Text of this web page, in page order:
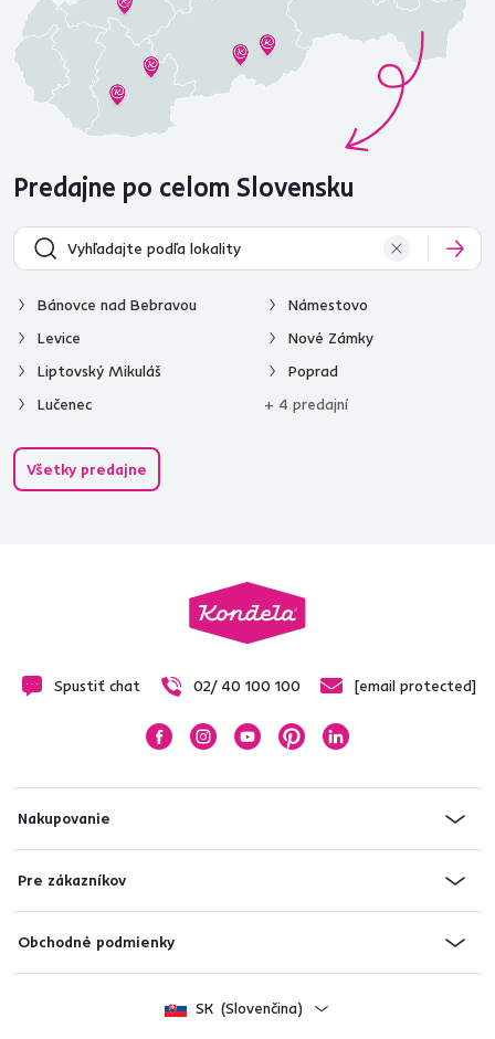
Predajne po celom Slovensku
Bánovce nad Bebravou
Levice
Liptovský Mikuláš
Lučenec
Námestovo
Nové Zámky
Poprad
+ 4 predajní
Všetky predajne
Spustiť chat 02/ 40 100 100 [email protected]
Nakupovanie
Pre zákazníkov
Obchodné podmienky
SK (Slovenčina)